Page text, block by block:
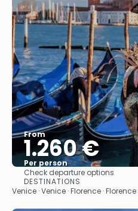
From
1.260 €
Per person
Check departure options
DESTINATIONS
Venice · Venice · Florence ·